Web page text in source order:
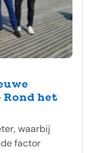
Rond het
waarbij
factor